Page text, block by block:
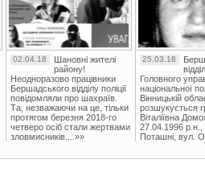
02.04.18
Шановні жителі
району!
Неодноразово працівники
Бершадського відділу поліції
повідомляли про шахраїв.
Та, незважаючи на це, тільки
протягом березня 2018-го
четверо осіб стали жертвами
зловмисників....»»
25.03.18
Головного
національної
Вінницькій
розшукується
Віталіївна
27.04.1996 р.н.,
Поташні, вул.